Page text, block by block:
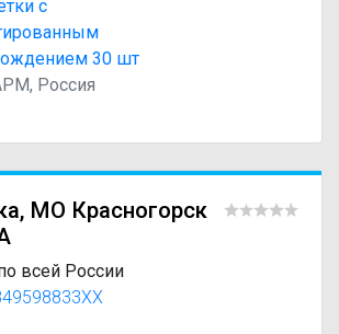
с
30 шт
Россия
МО Красногорск
всей России